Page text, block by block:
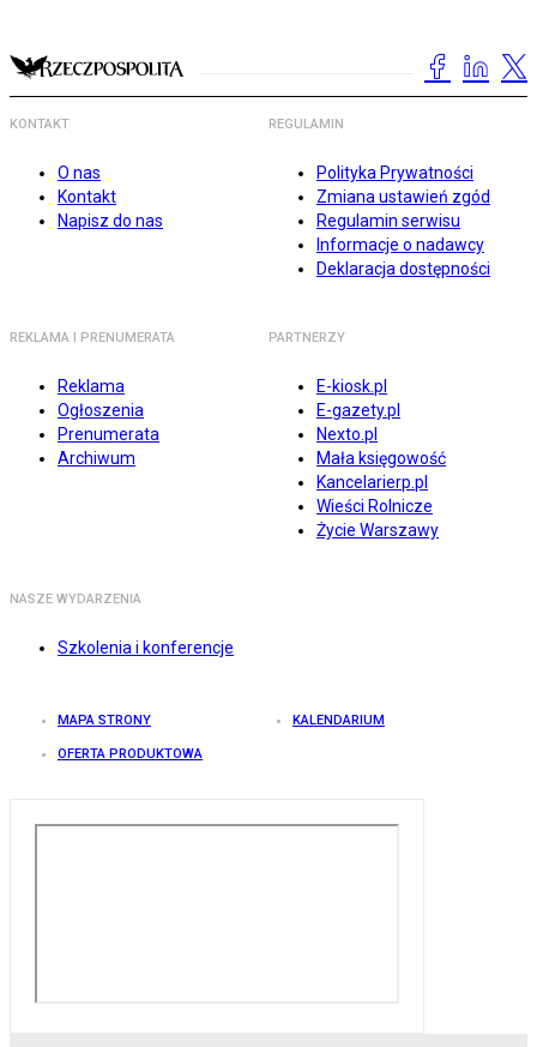
KONTAKT
O nas
Kontakt
Napisz do nas
REGULAMIN
Polityka Prywatności
Zmiana ustawień zgód
Regulamin serwisu
Informacje o nadawcy
Deklaracja dostępności
REKLAMA I PRENUMERATA
Reklama
Ogłoszenia
Prenumerata
Archiwum
PARTNERZY
E-kiosk.pl
E-gazety.pl
Nexto.pl
Mała księgowość
Kancelarierp.pl
Wieści Rolnicze
Życie Warszawy
NASZE WYDARZENIA
Szkolenia i konferencje
MAPA STRONY KALENDARIUM
OFERTA PRODUKTOWA